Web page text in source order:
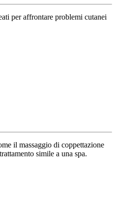
per affrontare problemi cutanei
il massaggio di coppettazione
simile a una spa.